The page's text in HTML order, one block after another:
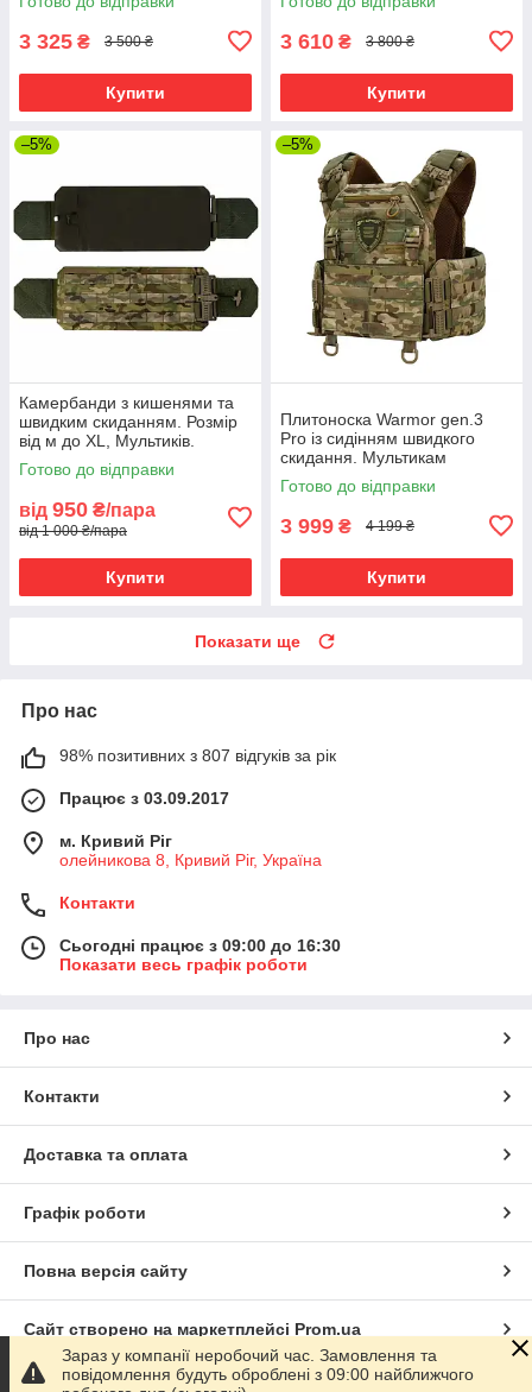
3 325 ₴ 3 500 ₴
Купити
3 610 ₴ 3 800 ₴
Купити
–5%
Камербанди з кишенями та
швидким скиданням. Розмір
від м до XL, Мультиків.
Комплект із 2 шт.
Готово до відправки
від 950 ₴/пара
від 1 000 ₴/пара
Купити
–5%
Плитоноска Warmor gen.3
Pro із сидінням швидкого
скидання. Мультикам
Готово до відправки
3 999 ₴ 4 199 ₴
Купити
Показати ще
Про нас
98% позитивних з 807 відгуків за рік
Працює з 03.09.2017
м. Кривий Ріг
олейникова 8, Кривий Ріг, Україна
Контакти
Сьогодні працює з 09:00 до 16:30
Показати весь графік роботи
Про нас
Контакти
Доставка та оплата
Графік роботи
Повна версія сайту
Сайт створено на маркетплейсі Prom.ua
Політика конфіденційності
Зараз у компанії неробочий час. Замовлення та
повідомлення будуть оброблені з 09:00 найближчого